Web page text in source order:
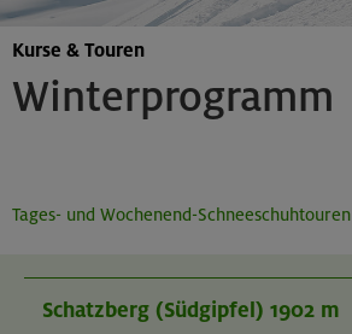
Winterprogramm
Kurse & Touren
Tages- und Wochenend-Schneeschuhtouren
Schatzberg (Südgipfel) 1902 m